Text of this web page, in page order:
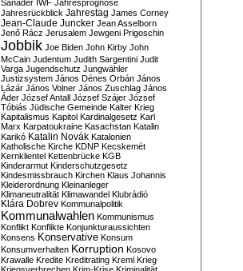
Sanader IWF Jahresprognose
Jahresrückblick Jahrestag James Corney
Jean-Claude Juncker Jean Asselborn
Jenő Rácz Jerusalem Jewgeni Prigoschin
Jobbik Joe Biden John Kirby John
McCain Judentum Judith Sargentini Judit
Varga Jugendschutz Jungwähler
Justizsystem János Dénes Orbán János
Lázár János Volner János Zuschlag János
Áder József Antall József Szájer József
Tóbiás Jüdische Gemeinde Kalter Krieg
Kapitalismus Kapitol Kardinalgesetz Karl
Marx Karpatoukraine Kasachstan Katalin
Karikó Katalin Novák Katalonien
Katholische Kirche KDNP Kecskemét
Kernklientel Kettenbrücke KGB
Kinderarmut Kinderschutzgesetz
Kindesmissbrauch Kirchen Klaus Johannis
Kleiderordnung Kleinanleger
Klimaneutralität Klimawandel Klubrádió
Klára Dobrev Kommunalpolitik
Kommunalwahlen Kommunismus
Konflikt Konflikte Konjunkturaussichten
Konsens Konservative Konsum
Konsumverhalten Korruption Kosovo
Krawalle Kredite Kreditrating Kreml Krieg